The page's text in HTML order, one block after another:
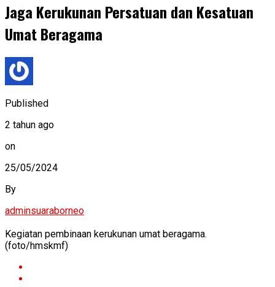
Jaga Kerukunan Persatuan dan Kesatuan
Umat Beragama
Published
2 tahun ago
on
25/05/2024
By
adminsuaraborneo
Kegiatan pembinaan kerukunan umat beragama.
(foto/hmskmf)